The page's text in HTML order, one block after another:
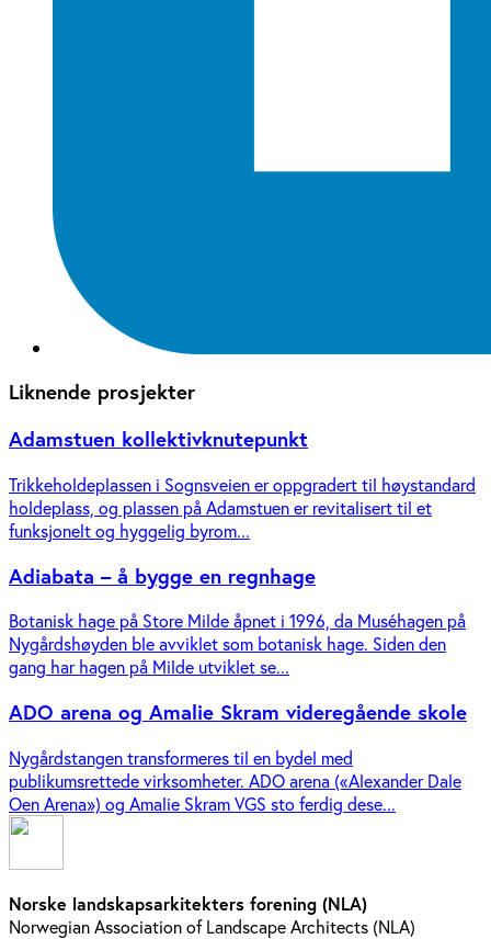
Liknende prosjekter
Adamstuen kollektivknutepunkt
Trikkeholdeplassen i Sognsveien er oppgradert til høystandard
holdeplass, og plassen på Adamstuen er revitalisert til et
funksjonelt og hyggelig byrom...
Adiabata – å bygge en regnhage
Botanisk hage på Store Milde åpnet i 1996, da Muséhagen på
Nygårdshøyden ble avviklet som botanisk hage. Siden den
gang har hagen på Milde utviklet se...
ADO arena og Amalie Skram videregående skole
Nygårdstangen transformeres til en bydel med
publikumsrettede virksomheter. ADO arena («Alexander Dale
Oen Arena») og Amalie Skram VGS sto ferdig dese...
Norske landskapsarkitekters forening (NLA)
Norwegian Association of Landscape Architects (NLA)